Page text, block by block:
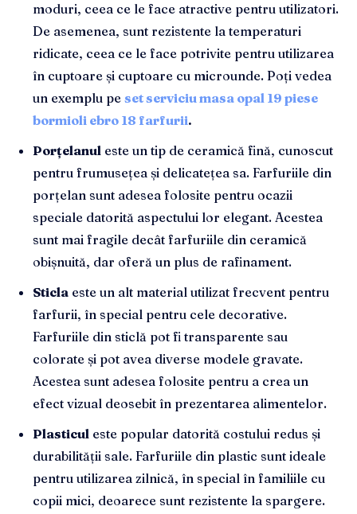
moduri, ceea ce le face atractive pentru utilizatori.
De asemenea, sunt rezistente la temperaturi
ridicate, ceea ce le face potrivite pentru utilizarea
în cuptoare și cuptoare cu microunde. Poți vedea
un exemplu pe set serviciu masa opal 19 piese
bormioli ebro 18 farfurii.
Porțelanul este un tip de ceramică fină, cunoscut
pentru frumusețea și delicatețea sa. Farfuriile din
porțelan sunt adesea folosite pentru ocazii
speciale datorită aspectului lor elegant. Acestea
sunt mai fragile decât farfuriile din ceramică
obișnuită, dar oferă un plus de rafinament.
Sticla este un alt material utilizat frecvent pentru
farfurii, în special pentru cele decorative.
Farfuriile din sticlă pot fi transparente sau
colorate și pot avea diverse modele gravate.
Acestea sunt adesea folosite pentru a crea un
efect vizual deosebit în prezentarea alimentelor.
Plasticul este popular datorită costului redus și
durabilității sale. Farfuriile din plastic sunt ideale
pentru utilizarea zilnică, în special în familiile cu
copii mici, deoarece sunt rezistente la spargere.